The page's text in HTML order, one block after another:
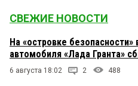
СВЕЖИЕ НОВОСТИ
На «островке
автомобиля «Лада Гранта»
6 августа 18:02 2 488